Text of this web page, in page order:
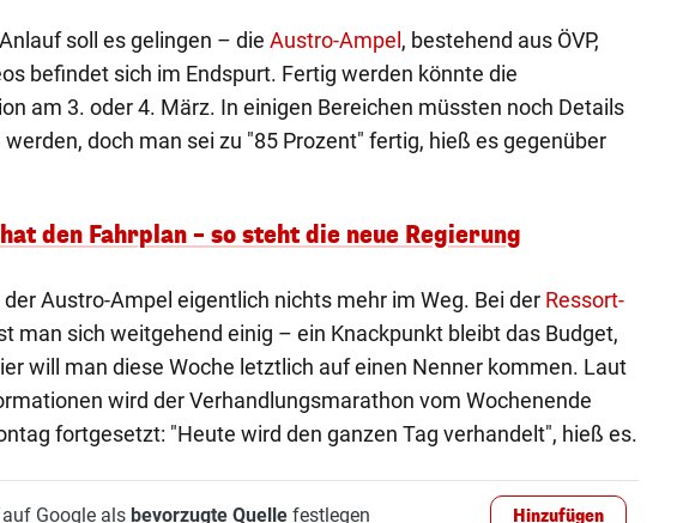
soll es gelingen – die Austro-Ampel, bestehend aus ÖVP,
befindet sich im Endspurt. Fertig werden könnte die
am 3. oder 4. März. In einigen Bereichen müssten noch Details
doch man sei zu "85 Prozent" fertig, hieß es gegenüber
den Fahrplan – so steht die neue Regierung
Austro-Ampel eigentlich nichts mehr im Weg. Bei der Ressort-
man sich weitgehend einig – ein Knackpunkt bleibt das Budget,
will man diese Woche letztlich auf einen Nenner kommen. Laut
wird der Verhandlungsmarathon vom Wochenende
fortgesetzt: "Heute wird den ganzen Tag verhandelt", hieß es.
Google als bevorzugte Quellefestlegen Hinzufügen